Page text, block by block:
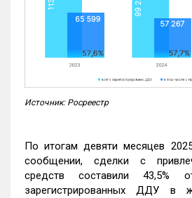
Источник: Росреестр
По итогам девяти месяцев
сообщении, сделки с
средств составили 43,5%
зарегистрированных ДДУ в